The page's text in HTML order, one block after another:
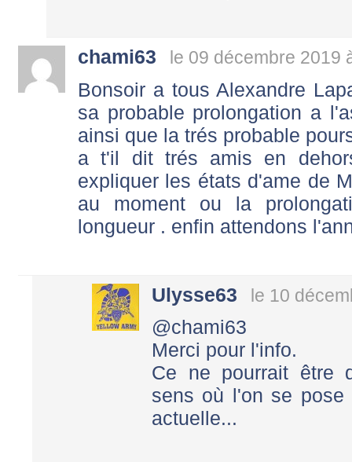
chami63 le 09 décembre 2019
Bonsoir a tous Alexandre
sa probable prolongation a
ainsi que la trés probable
a t'il dit trés amis en
expliquer les états d'ame de
au moment ou la
longueur . enfin attendons
Ulysse63 le 10
@chami63
Merci pour l'info.
Ce ne pourrait être
sens où l'on se pose
actuelle...